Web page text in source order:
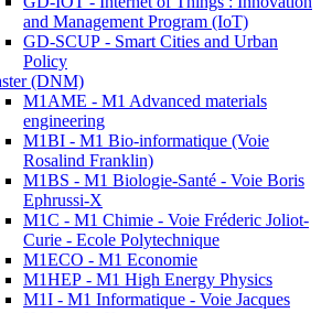
and Management Program (IoT)
GD-SCUP - Smart Cities and Urban
Policy
(DNM)
M1AME - M1 Advanced materials
engineering
M1BI - M1 Bio-informatique (Voie
Rosalind Franklin)
M1BS - M1 Biologie-Santé - Voie Boris
Ephrussi-X
M1C - M1 Chimie - Voie Fréderic Joliot-
Curie - Ecole Polytechnique
M1ECO - M1 Economie
M1HEP - M1 High Energy Physics
M1I - M1 Informatique - Voie Jacques